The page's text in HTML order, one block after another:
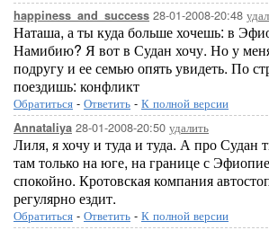
happiness_and_success 28-01-2008-20:48
Наташа, а ты куда больше хочешь: в
Намибию? Я вот в Судан хочу. Но у
подругу и ее семью опять увидеть. По
поездишь: конфликт
Обратиться - Ответить - К полной версии
Annataliya 28-01-2008-20:50 удалить
Лиля, я хочу и туда и туда. А про Судан
там только на юге, на границе с
спокойно. Кротовская компания
регулярно ездит.
Обратиться - Ответить - К полной версии